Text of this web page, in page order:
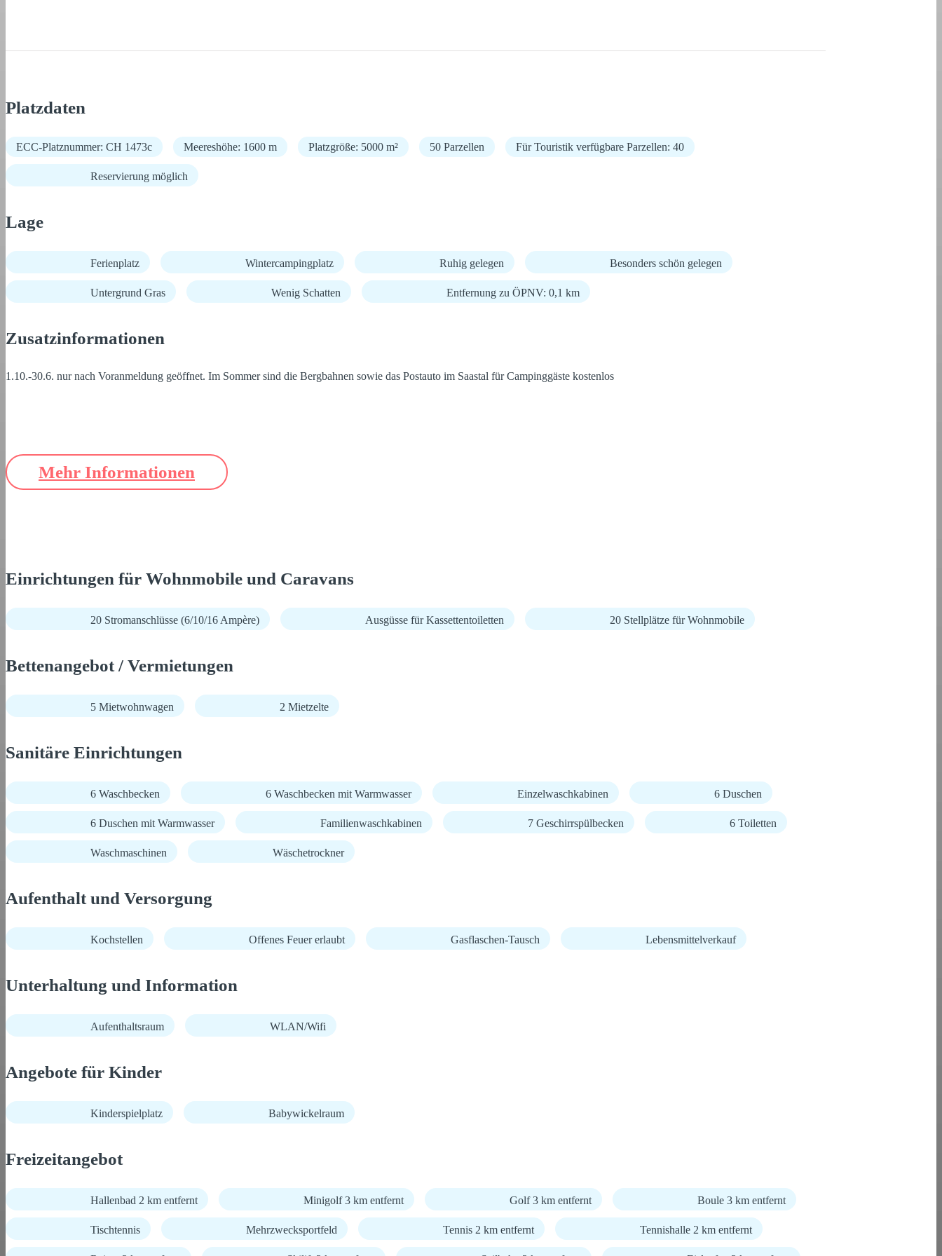
Platzdaten
ECC-Platznummer: CH 1473c Meereshöhe: 1600 m Platzgröße: 5000 m² 50 Parzellen Für Touristik verfügbare Parzellen: 40
Reservierung möglich
Lage
Ferienplatz Wintercampingplatz Ruhig gelegen Besonders schön gelegen
Untergrund Gras Wenig Schatten Entfernung zu ÖPNV: 0,1 km
Zusatzinformationen
1.10.-30.6. nur nach Voranmeldung geöffnet. Im Sommer sind die Bergbahnen sowie das Postauto im Saastal für Campinggäste kostenlos
Mehr Informationen
Einrichtungen für Wohnmobile und Caravans
20 Stromanschlüsse (6/10/16 Ampère) Ausgüsse für Kassettentoiletten 20 Stellplätze für Wohnmobile
Bettenangebot / Vermietungen
5 Mietwohnwagen 2 Mietzelte
Sanitäre Einrichtungen
6 Waschbecken 6 Waschbecken mit Warmwasser Einzelwaschkabinen 6 Duschen
6 Duschen mit Warmwasser Familienwaschkabinen 7 Geschirrspülbecken 6 Toiletten
Waschmaschinen Wäschetrockner
Aufenthalt und Versorgung
Kochstellen Offenes Feuer erlaubt Gasflaschen-Tausch Lebensmittelverkauf
Unterhaltung und Information
Aufenthaltsraum WLAN/Wifi
Angebote für Kinder
Kinderspielplatz Babywickelraum
Freizeitangebot
Hallenbad 2 km entfernt Minigolf 3 km entfernt Golf 3 km entfernt Boule 3 km entfernt
Tischtennis Mehrzwecksportfeld Tennis 2 km entfernt Tennishalle 2 km entfernt